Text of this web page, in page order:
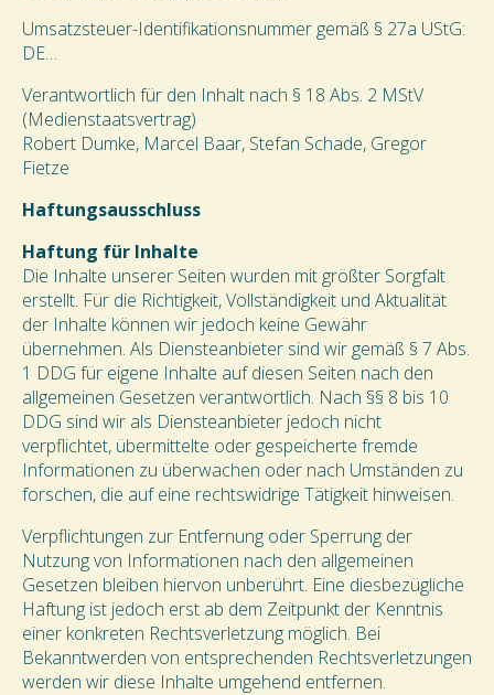
Umsatzsteuer-Identifikationsnummer gemäß § 27a UStG:
DE…
Verantwortlich für den Inhalt nach § 18 Abs. 2 MStV
(Medienstaatsvertrag)
Robert Dumke, Marcel Baar, Stefan Schade, Gregor
Fietze
Haftungsausschluss
Haftung für Inhalte
Die Inhalte unserer Seiten wurden mit größter Sorgfalt
erstellt. Für die Richtigkeit, Vollständigkeit und Aktualität
der Inhalte können wir jedoch keine Gewähr
übernehmen. Als Diensteanbieter sind wir gemäß § 7 Abs.
1 DDG für eigene Inhalte auf diesen Seiten nach den
allgemeinen Gesetzen verantwortlich. Nach §§ 8 bis 10
DDG sind wir als Diensteanbieter jedoch nicht
verpflichtet, übermittelte oder gespeicherte fremde
Informationen zu überwachen oder nach Umständen zu
forschen, die auf eine rechtswidrige Tätigkeit hinweisen.
Verpflichtungen zur Entfernung oder Sperrung der
Nutzung von Informationen nach den allgemeinen
Gesetzen bleiben hiervon unberührt. Eine diesbezügliche
Haftung ist jedoch erst ab dem Zeitpunkt der Kenntnis
einer konkreten Rechtsverletzung möglich. Bei
Bekanntwerden von entsprechenden Rechtsverletzungen
werden wir diese Inhalte umgehend entfernen.